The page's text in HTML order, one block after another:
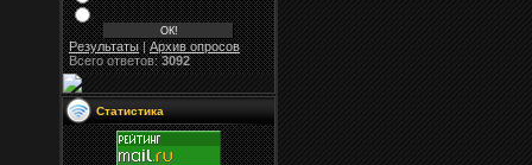
Результаты|Архив опросов
Всего ответов:3092
Статистика